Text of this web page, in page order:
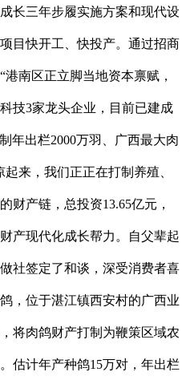
长三年步履实施方案和现代设
目快开工、快投产。通过招商
南区正立脚当地资本禀赋，
技3家龙头企业，目前已建成
年出栏2000万羽、广西最大肉
来，我们正正在打制养殖、
财产链，总投资13.65亿元，
产现代化成长帮力。自父辈起
社签定了和谈，深受消费者喜
，位于湛江镇西安村的广西业
将肉鸽财产打制为鞭策区域农
估计年产种鸽15万对，年出栏